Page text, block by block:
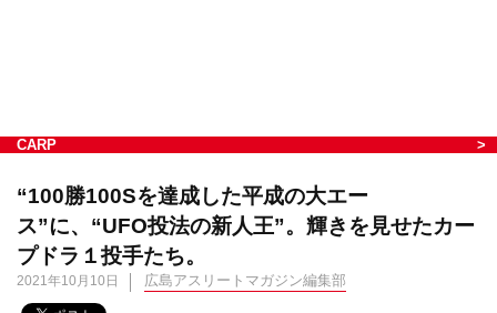
CARP
“100勝100Sを達成した平成の大エー
ス”に、“UFO投法の新人王”。輝きを見せたカー
プドラ１投手たち。
2021年10月10日 広島アスリートマガジン編集部